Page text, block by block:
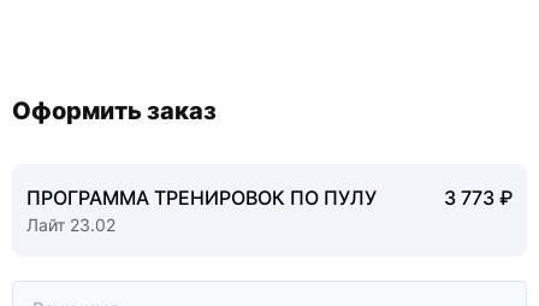
Оформить заказ
ПРОГРАММА ТРЕНИРОВОК ПО ПУЛУ
Лайт 23.02
3 773 ₽